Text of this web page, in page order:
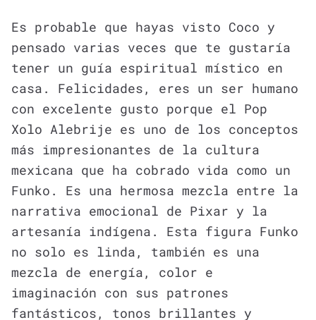
Es probable que hayas visto Coco y
pensado varias veces que te gustaría
tener un guía espiritual místico en
casa. Felicidades, eres un ser humano
con excelente gusto porque el Pop
Xolo Alebrije es uno de los conceptos
más impresionantes de la cultura
mexicana que ha cobrado vida como un
Funko. Es una hermosa mezcla entre la
narrativa emocional de Pixar y la
artesanía indígena. Esta figura Funko
no solo es linda, también es una
mezcla de energía, color e
imaginación con sus patrones
fantásticos, tonos brillantes y